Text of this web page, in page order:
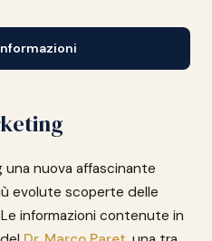
una nuova affascinante
evolute scoperte delle
informazioni contenute in